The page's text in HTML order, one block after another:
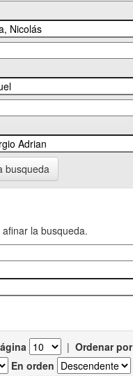
busqueda
la busqueda.
| Ordenar por
En orden